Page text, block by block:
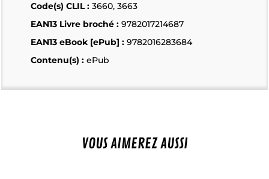
Code(s) CLIL : 3660, 3663
EAN13 Livre broché : 9782017214687
EAN13 eBook [ePub] : 9782016283684
Contenu(s) : ePub
VOUS AIMEREZ AUSSI